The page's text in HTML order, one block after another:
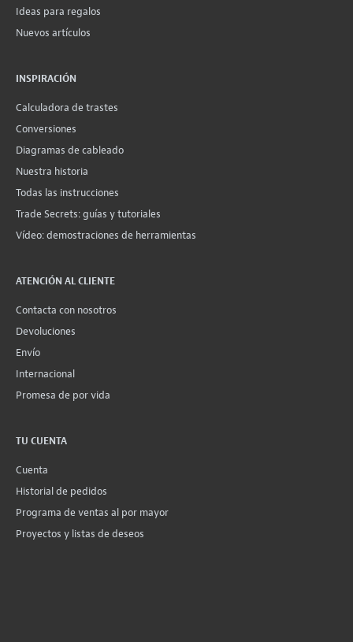
Ideas para regalos
Nuevos artículos
INSPIRACIÓN
Calculadora de trastes
Conversiones
Diagramas de cableado
Nuestra historia
Todas las instrucciones
Trade Secrets: guías y tutoriales
Vídeo: demostraciones de herramientas
ATENCIÓN AL CLIENTE
Contacta con nosotros
Devoluciones
Envío
Internacional
Promesa de por vida
TU CUENTA
Cuenta
Historial de pedidos
Programa de ventas al por mayor
Proyectos y listas de deseos